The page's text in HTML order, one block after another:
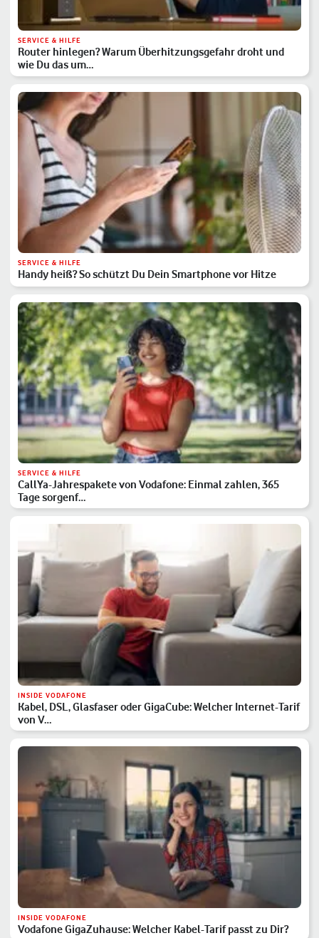
SERVICE & HILFE
Router hinlegen? Warum Überhitzungsgefahr droht und
wie Du das um…
SERVICE & HILFE
Handy heiß? So schützt Du Dein Smartphone vor Hitze
SERVICE & HILFE
CallYa-Jahrespakete von Vodafone: Einmal zahlen, 365
Tage sorgenf…
INSIDE VODAFONE
Kabel, DSL, Glasfaser oder GigaCube: Welcher Internet-Tarif
von V…
INSIDE VODAFONE
Vodafone GigaZuhause: Welcher Kabel-Tarif passt zu Dir?